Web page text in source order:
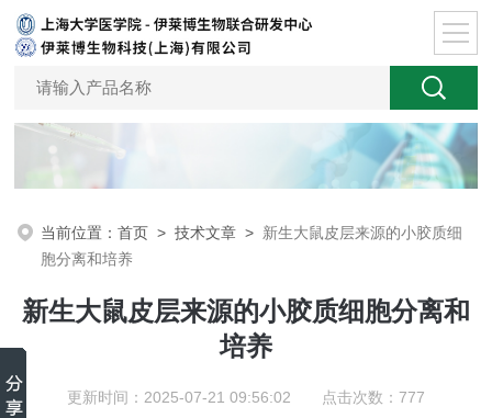
当前位置：首页 >技术文章 > 新生大鼠皮层来源的小胶质细
胞分离和培养
新生大鼠皮层来源的小胶质细胞分离和
培养
更新时间：2025-07-21 09:56:02 点击次数：777